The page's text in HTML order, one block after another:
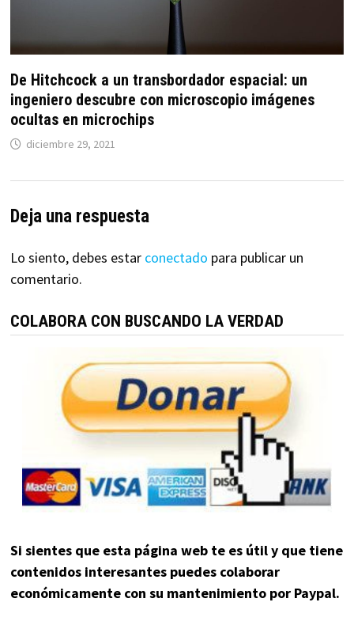
De Hitchcock a un transbordador espacial: un
ingeniero descubre con microscopio imágenes
ocultas en microchips
diciembre 29, 2021
Deja una respuesta
Lo siento, debes estar conectado para publicar un
comentario.
COLABORA CON BUSCANDO LA VERDAD
Si sientes que esta página web te es útil y que tiene
contenidos interesantes puedes colaborar
económicamente con su mantenimiento por Paypal.